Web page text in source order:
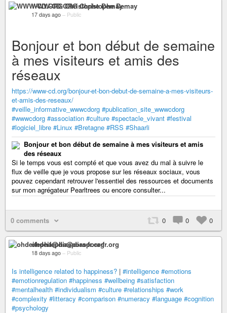
WWW-CD.ORG Christophe Demay
17 days ago – Public
Bonjour et bon début de semaine
à mes visiteurs et amis des
réseaux
https://www-cd.org/bonjour-et-bon-debut-de-semaine-a-mes-visiteurs-
et-amis-des-reseaux/
#veille_informative_wwwcdorg #publication_site_wwwcdorg
#wwwcdorg #association #culture #spectacle_vivant #festival
#logiciel_libre #Linux #Bretagne #RSS #Shaarli
Bonjour et bon début de semaine à mes visiteurs et amis
des réseaux
Si le temps vous est compté et que vous avez du mal à suivre le
flux de veille que je vous propose sur les réseaux sociaux, vous
pouvez cependant retrouver l'essentiel des ressources et documents
sur mon agrégateur Pearltrees ou encore consulter...
0 comments 0 0 0
ohdeifepha@diaspora-fr.org
18 days ago – Public
Is intelligence related to happiness? | #intelligence #emotions
#emotionregulation #happiness #wellbeing #satisfaction
#mentalhealth #individualism #culture #relationships #work
#complexity #litteracy #comparison #numeracy #language #cognition
#psychology